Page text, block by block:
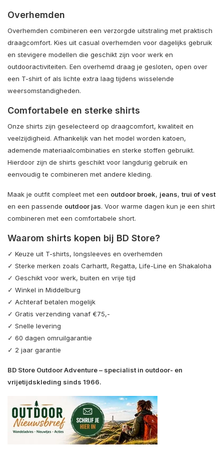
Overhemden
Overhemden combineren een verzorgde uitstraling met praktisch
draagcomfort. Kies uit casual overhemden voor dagelijks gebruik
en stevigere modellen die geschikt zijn voor werk en
outdooractiviteiten. Een overhemd draag je gesloten, open over
een T-shirt of als lichte extra laag tijdens wisselende
weersomstandigheden.
Comfortabele en sterke shirts
Onze shirts zijn geselecteerd op draagcomfort, kwaliteit en
veelzijdigheid. Afhankelijk van het model worden katoen,
ademende materiaalcombinaties en sterke stoffen gebruikt.
Hierdoor zijn de shirts geschikt voor langdurig gebruik en
eenvoudig te combineren met andere kleding.
Maak je outfit compleet met een outdoor broek, jeans, trui of vest
en een passende outdoor jas. Voor warme dagen kun je een shirt
combineren met een comfortabele short.
Waarom shirts kopen bij BD Store?
✓ Keuze uit T-shirts, longsleeves en overhemden
✓ Sterke merken zoals Carhartt, Regatta, Life-Line en Shakaloha
✓ Geschikt voor werk, buiten en vrije tijd
✓ Winkel in Middelburg
✓ Achteraf betalen mogelijk
✓ Gratis verzending vanaf €75,-
✓ Snelle levering
✓ 60 dagen omruilgarantie
✓ 2 jaar garantie
BD Store Outdoor Adventure – specialist in outdoor- en
vrijetijdskleding sinds 1966.